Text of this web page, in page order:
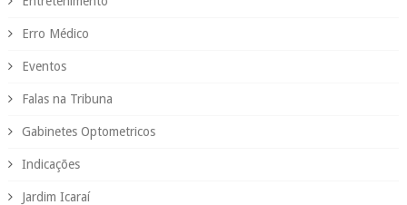
Erro Médico
Eventos
Falas na Tribuna
Gabinetes Optometricos
Indicações
Jardim Icaraí